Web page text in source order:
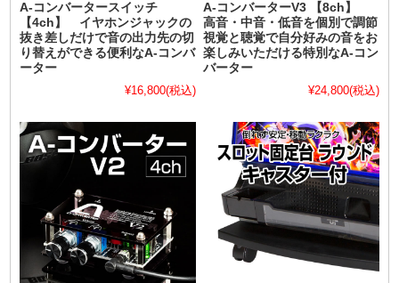
A-コンバータースイッチ
【4ch】 イヤホンジャックの
抜き差しだけで音の出力先の切
り替えができる便利なA-コンバ
ーター
¥16,800(税込)
A-コンバーターV3 【8ch】
高音・中音・低音を個別で調節
視覚と聴覚で自分好みの音をお
楽しみいただける特別なA-コン
バーター
¥24,800(税込)